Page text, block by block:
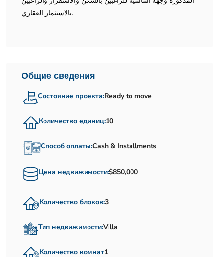
بالاستثمار العقاري.
Общие сведения
Состояние проекта:Ready to move
Количество единиц:10
Способ оплаты:Cash & Installments
Цена недвижимости:$850,000
Количество блоков:3
Тип недвижимости:Villa
Количество комнат1